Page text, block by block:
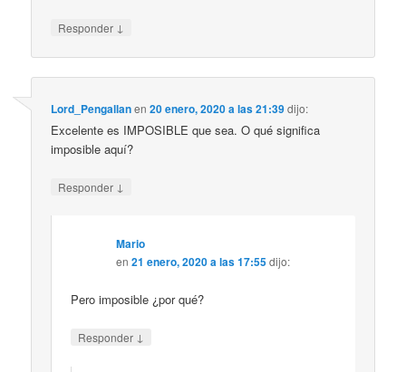
Responder ↓
Lord_Pengallanen20 enero, 2020 a las 21:39dijo:
Excelente es IMPOSIBLE que sea. O qué significa
imposible aquí?
Responder ↓
Mario
en21 enero, 2020 a las 17:55dijo:
Pero imposible ¿por qué?
Responder ↓